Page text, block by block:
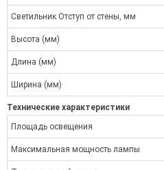
Светильник Отступ от стены, мм
Высота (мм)
Длина (мм)
Ширина (мм)
Технические характеристики
Площадь освещения
Максимальная мощность лампы